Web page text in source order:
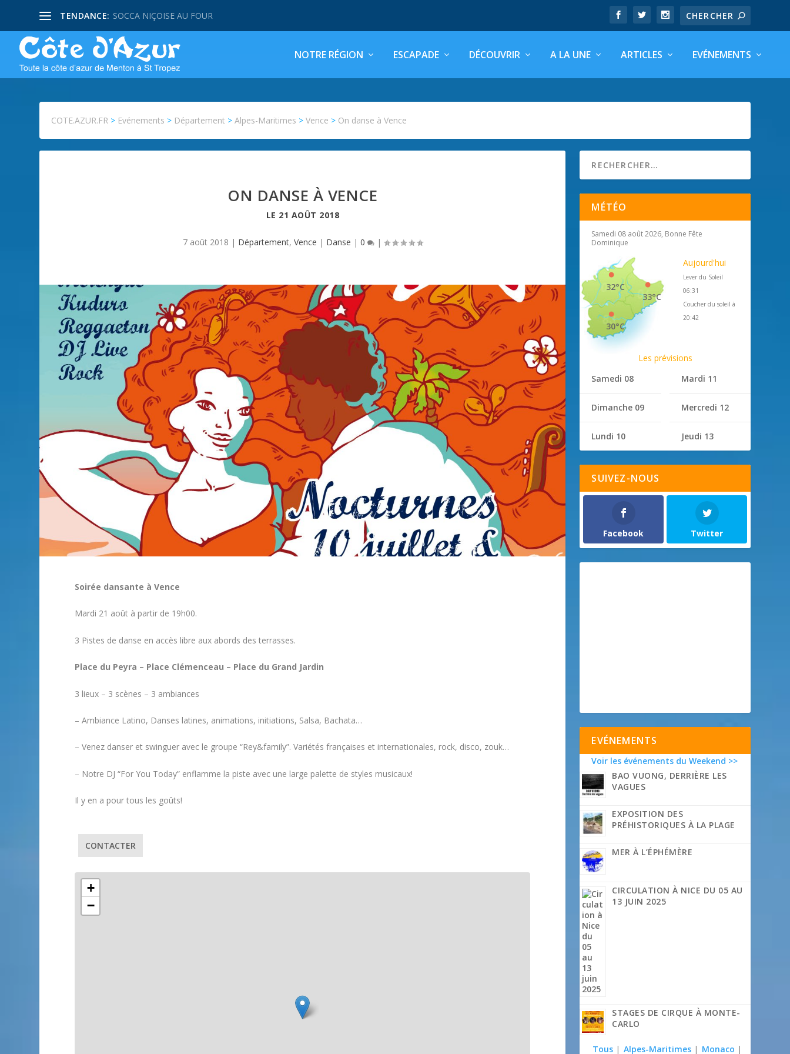
TENDANCE: SOCCA NIÇOISE AU FOUR
NOTRE RÉGION ESCAPADE DÉCOUVRIR A LA UNE ARTICLES EVÉNEMENTS
COTE.AZUR.FR > Evénements > Département >Alpes-Maritimes >Vence > On danse à Vence
ON DANSE À VENCE
LE 21 AOÛT 2018
7 août 2018 | Département, Vence | Danse | 0 |
Soirée dansante à Vence
Mardi 21 août à partir de 19h00.
3 Pistes de danse en accès libre aux abords des terrasses.
Place du Peyra – Place Clémenceau – Place du Grand Jardin
3 lieux – 3 scènes – 3 ambiances
– Ambiance Latino, Danses latines, animations, initiations, Salsa, Bachata…
– Venez danser et swinguer avec le groupe “Rey&family”. Variétés françaises et internationales, rock, disco, zouk…
– Notre DJ “For You Today” enflamme la piste avec une large palette de styles musicaux!
Il y en a pour tous les goûts!
CONTACTER
+
−
MÉTÉO
Samedi 08 août 2026, Bonne Fête
Dominique
33°C
32°C
30°C
Aujourd'hui
Lever du Soleil
06:31
Coucher du soleil à
20:42
Les prévisions
Samedi 08
Dimanche 09
Lundi 10
Mardi 11
Mercredi 12
Jeudi 13
SUIVEZ-NOUS
Facebook Twitter
EVÉNEMENTS
Voir les événements du Weekend >>
BAO VUONG, DERRIÈRE LES
VAGUES
EXPOSITION DES
PRÉHISTORIQUES À LA PLAGE
MER À L’ÉPHÉMÈRE
CIRCULATION À NICE DU 05 AU
13 JUIN 2025
STAGES DE CIRQUE À MONTE-
CARLO
Tous | Alpes-Maritimes | Monaco |